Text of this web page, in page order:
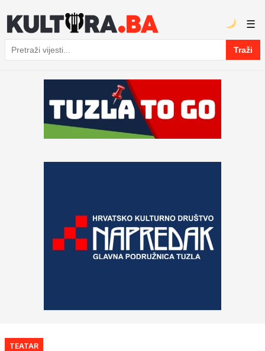
Pretraga
Traži
☰
TEATAR